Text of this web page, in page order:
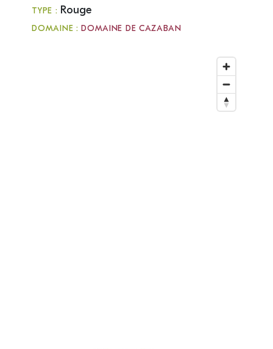
TYPE : Rouge
DOMAINE :DOMAINE DE CAZABAN